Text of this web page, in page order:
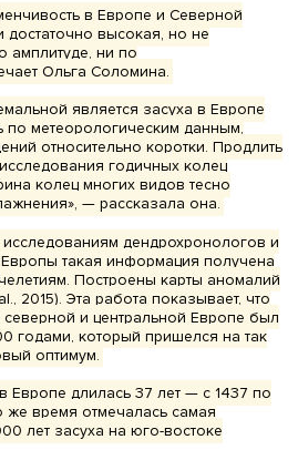
и Европы — продовольственная
надежна, и изменения климата
— полагает он.
научный руководитель
и геоинформационных